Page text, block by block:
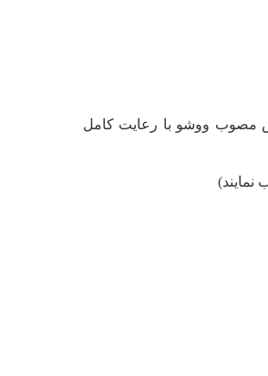
مصوب ووشو با رعایت کامل
نمایند)